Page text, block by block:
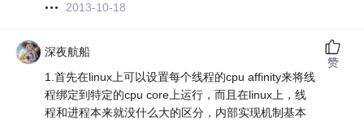
2013-10-18
深夜航船
1.首先在linux上可以设置每个线程的cpu affinity来将线
程绑定到特定的cpu core上运行，而且在linux上，线
程和进程本来就没什么大的区分，内部实现机制基本
赞